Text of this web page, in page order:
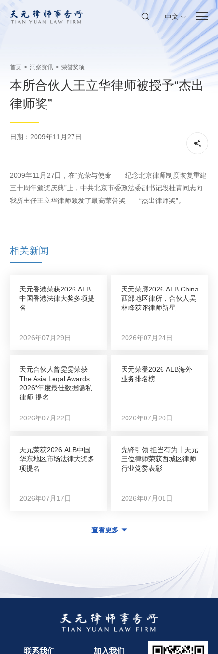
中文
首页 > 洞察资讯 > 荣誉奖项
本所合伙人王立华律师被授予“杰出
律师奖”
日期：2009年11月27日
2009年11月27日，在“光荣与使命——纪念北京律师制度恢复重建
三十周年颁奖庆典”上，中共北京市委政法委副书记段桂青同志向
我所主任王立华律师颁发了最高荣誉奖——“杰出律师奖”。
相关新闻
天元香港荣获2026 ALB
中国香港法律大奖多项提
名
2026年07月29日
天元荣膺2026 ALB China
西部地区律所，合伙人吴
林峰获评律师新星
2026年07月24日
天元合伙人曾雯雯荣获
The Asia Legal Awards
2026“年度最佳数据隐私
律师”提名
2026年07月22日
天元荣登2026 ALB海外
业务排名榜
2026年07月20日
天元荣获2026 ALB中国
华东地区市场法律大奖多
项提名
2026年07月17日
先锋引领 担当有为丨天元
三位律师荣获西城区律师
行业党委表彰
2026年07月01日
查看更多
联系我们 加入我们